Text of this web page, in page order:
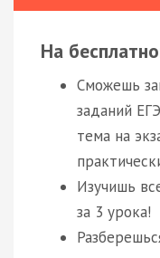
На
Сможешь
заданий
тема на
Изучишь
за 3 урока!